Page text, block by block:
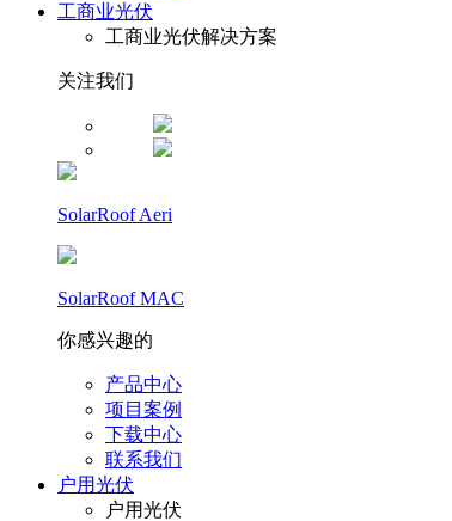
工商业光伏
工商业光伏解决方案
关注我们
SolarRoof Aeri
SolarRoof MAC
你感兴趣的
产品中心
项目案例
下载中心
联系我们
户用光伏
户用光伏